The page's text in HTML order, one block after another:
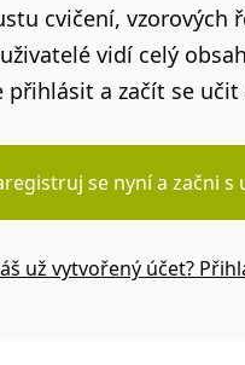
cvičení, vzorových
vidí celý
přihlásit a začít se
se nyní a začni s
už vytvořený účet?